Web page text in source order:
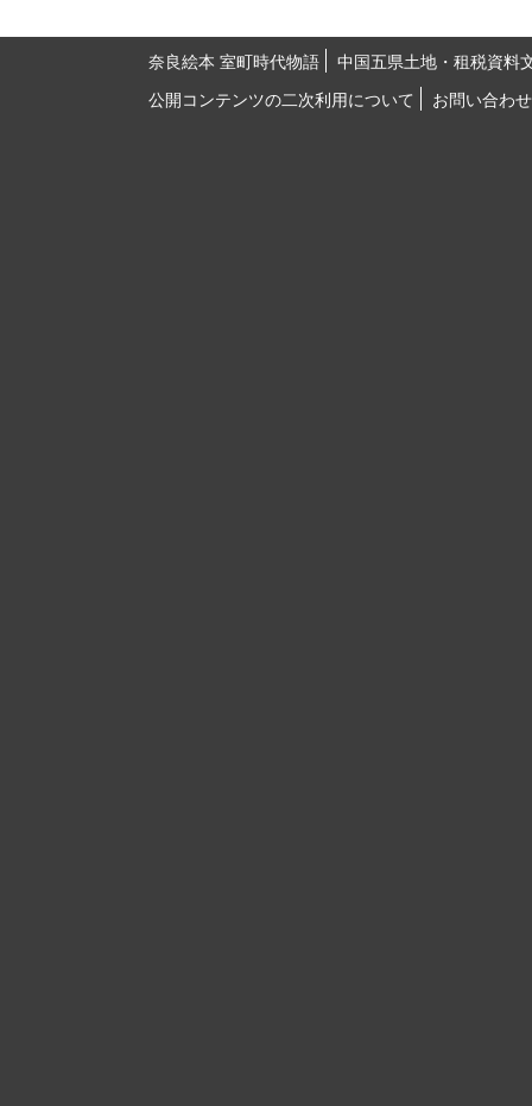
奈良絵本 室町時代物語
中国五県土地・租税資料
公開コンテンツの二次利用について
お問い合わせ